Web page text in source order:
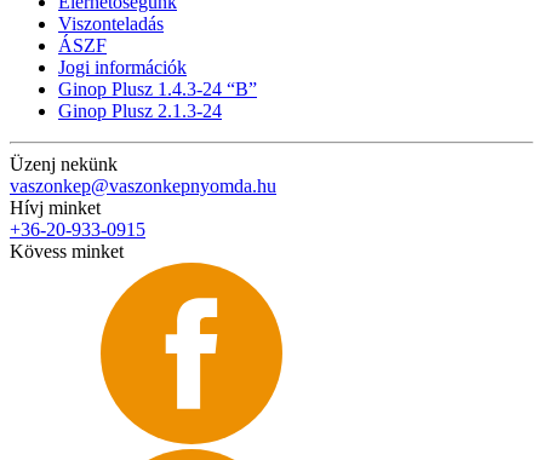
Viszonteladás
ÁSZF
Jogi információk
Ginop Plusz 1.4.3-24 “B”
Ginop Plusz 2.1.3-24
Üzenj nekünk
vaszonkep@vaszonkepnyomda.hu
Hívj minket
+36-20-933-0915
Kövess minket